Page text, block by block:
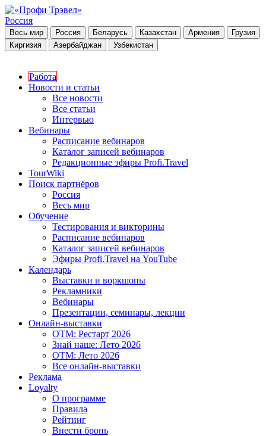
Россия
Весь мир Россия Беларусь Казахстан Армения
Грузия
Киргизия
Азербайджан Узбекистан
Работа
Новости и статьи
Все новости
Все статьи
Интервью
Вебинары
Расписание вебинаров
Каталог записей вебинаров
Редакционные эфиры Profi.Travel
TourWiki
Поиск партнёров
Россия
Весь мир
Обучение
Тестирования и викторины
Расписание вебинаров
Каталог записей вебинаров
Эфиры Profi.Travel на YouTube
Календарь
Выставки и воркшопы
Рекламники
Вебинары
Презентации, семинары, лекции
Онлайн-выставки
OTM: Рестарт 2026
Знай наше: Лето 2026
OTM: Лето 2026
Все онлайн-выставки
Реклама
Loyalty
О программе
Правила
Рейтинг
Внести бронь